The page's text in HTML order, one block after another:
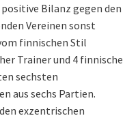
Bilanz gegen den
Vereinen sonst
finnischen Stil
Trainer und 4 finnische
sechsten
aus sechs Partien.
exzentrischen